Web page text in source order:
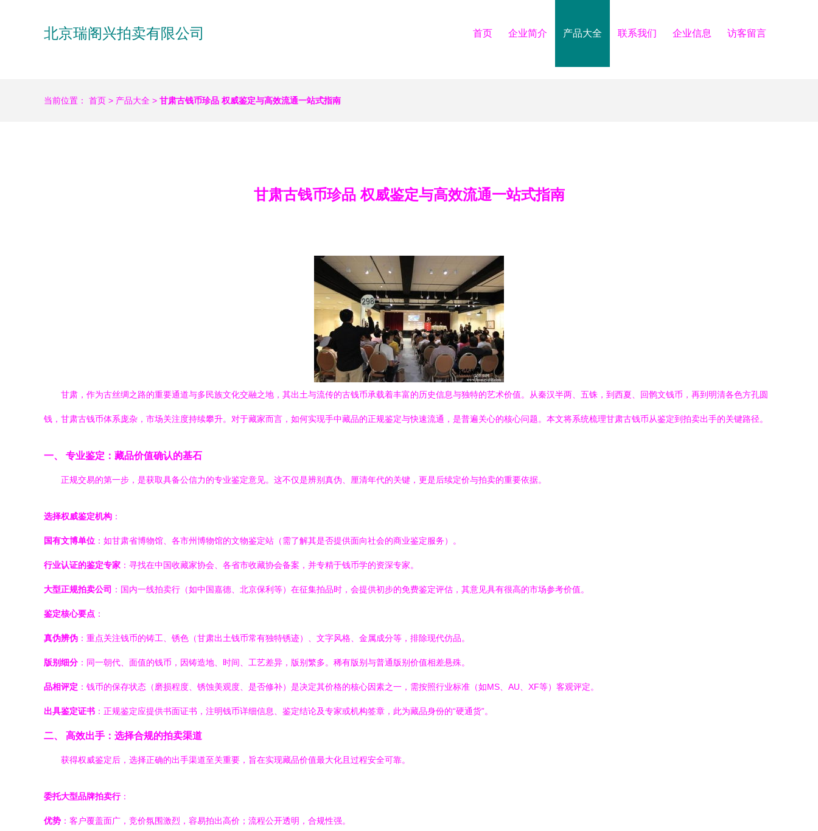
北京瑞阁兴拍卖有限公司 首页 企业简介 产品大全 联系我们 企业信息 访客留言
当前位置： 首页 > 产品大全 > 甘肃古钱币珍品 权威鉴定与高效流通一站式指南
甘肃古钱币珍品 权威鉴定与高效流通一站式指南
甘肃，作为古丝绸之路的重要通道与多民族文化交融之地，其出土与流传的古钱币承载着丰富的历史信息与独特的艺术价值。从秦汉半两、五铢，到西夏、回鹘文钱币，再到明清各色方孔圆
钱，甘肃古钱币体系庞杂，市场关注度持续攀升。对于藏家而言，如何实现手中藏品的正规鉴定与快速流通，是普遍关心的核心问题。本文将系统梳理甘肃古钱币从鉴定到拍卖出手的关键路径。
一、 专业鉴定：藏品价值确认的基石
正规交易的第一步，是获取具备公信力的专业鉴定意见。这不仅是辨别真伪、厘清年代的关键，更是后续定价与拍卖的重要依据。
选择权威鉴定机构 ：
国有文博单位 ：如甘肃省博物馆、各市州博物馆的文物鉴定站（需了解其是否提供面向社会的商业鉴定服务）。
行业认证的鉴定专家 ：寻找在中国收藏家协会、各省市收藏协会备案，并专精于钱币学的资深专家。
大型正规拍卖公司 ：国内一线拍卖行（如中国嘉德、北京保利等）在征集拍品时，会提供初步的免费鉴定评估，其意见具有很高的市场参考价值。
鉴定核心要点 ：
真伪辨伪 ：重点关注钱币的铸工、锈色（甘肃出土钱币常有独特锈迹）、文字风格、金属成分等，排除现代仿品。
版别细分 ：同一朝代、面值的钱币，因铸造地、时间、工艺差异，版别繁多。稀有版别与普通版别价值相差悬殊。
品相评定 ：钱币的保存状态（磨损程度、锈蚀美观度、是否修补）是决定其价格的核心因素之一，需按照行业标准（如MS、AU、XF等）客观评定。
出具鉴定证书 ：正规鉴定应提供书面证书，注明钱币详细信息、鉴定结论及专家或机构签章，此为藏品身份的“硬通货”。
二、 高效出手：选择合规的拍卖渠道
获得权威鉴定后，选择正确的出手渠道至关重要，旨在实现藏品价值最大化且过程安全可靠。
委托大型品牌拍卖行：
优势 ：客户覆盖面广，竞价氛围激烈，容易拍出高价；流程公开透明，合规性强。